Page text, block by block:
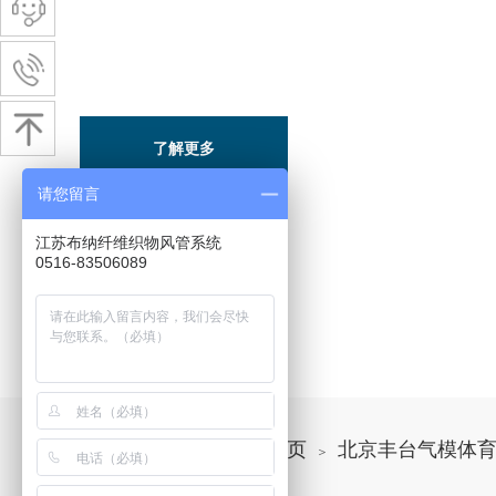
了解更多
网站首页 ＞ 北京丰台气模体
您的位置：
请您留言
江苏布纳纤维织物风管系统
0516-83506089